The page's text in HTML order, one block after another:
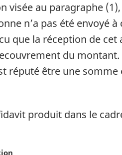
visée au paragraphe
n’a pas été envoyé
que la réception de
du montant.
réputé être une
produit dans le